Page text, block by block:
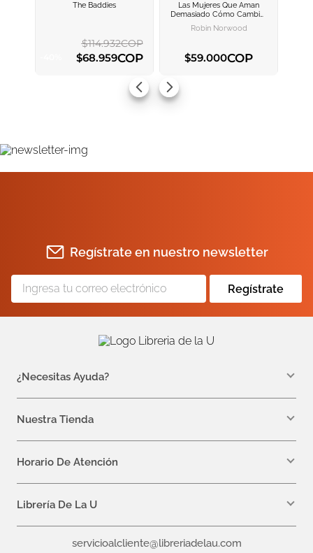
The Baddies
$114.932COP
$68.959COP
AGREGAR AL
Las Mujeres Que Aman
Demasiado Cómo Cambiar
Nuestra Manera De Amar Y
Así Dejar De Sufrir
Robin Norwood
$59.000COP
Regístrate en nuestro newsletter
Regístrate
¿Necesitas Ayuda?
WhatsApp +57 310 7157616
servicioalcliente@libreriadelau.com
Nuestra Tienda
Librería de la U - Teusaquillo
Calle 32a # 19- 24
Horario De Atención
Lunes, Jueves y Viernes: 7:00 a.m a 5:00 p.m
Martes y Miércoles: 7:00 a.m a 6:00 p.m.
Librería De La U
¿Quiénes somos?
Editoriales aliadas
servicioalcliente@libreriadelau.com